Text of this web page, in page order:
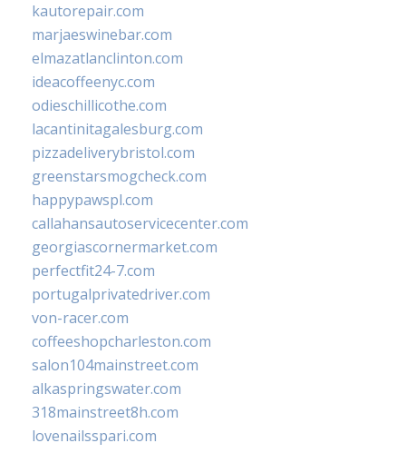
kautorepair.com
marjaeswinebar.com
elmazatlanclinton.com
ideacoffeenyc.com
odieschillicothe.com
lacantinitagalesburg.com
pizzadeliverybristol.com
greenstarsmogcheck.com
happypawspl.com
callahansautoservicecenter.com
georgiascornermarket.com
perfectfit24-7.com
portugalprivatedriver.com
von-racer.com
coffeeshopcharleston.com
salon104mainstreet.com
alkaspringswater.com
318mainstreet8h.com
lovenailsspari.com